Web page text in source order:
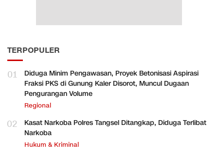
TERPOPULER
01
Diduga Minim Pengawasan, Proyek Betonisasi Aspirasi
Fraksi PKS di Gunung Kaler Disorot, Muncul Dugaan
Pengurangan Volume
Regional
02
Kasat Narkoba Polres Tangsel Ditangkap, Diduga Terlibat
Narkoba
Hukum & Kriminal